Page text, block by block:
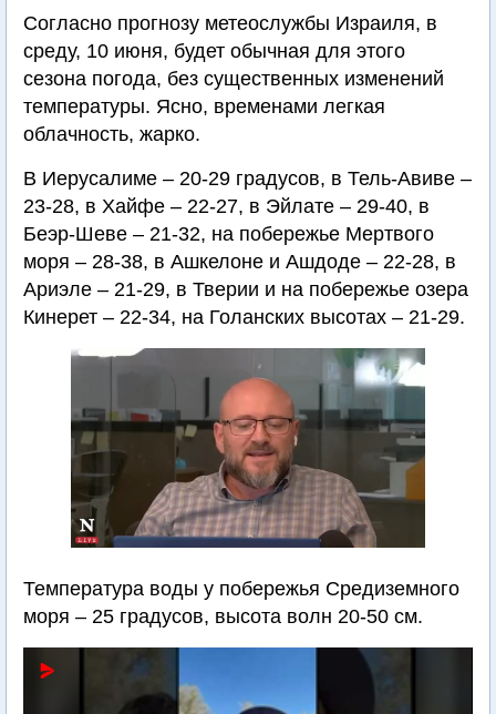
Согласно прогнозу метеослужбы Израиля, в
среду, 10 июня, будет обычная для этого
сезона погода, без существенных изменений
температуры. Ясно, временами легкая
облачность, жарко.
В Иерусалиме – 20-29 градусов, в Тель-Авиве –
23-28, в Хайфе – 22-27, в Эйлате – 29-40, в
Беэр-Шеве – 21-32, на побережье Мертвого
моря – 28-38, в Ашкелоне и Ашдоде – 22-28, в
Ариэле – 21-29, в Тверии и на побережье озера
Кинерет – 22-34, на Голанских высотах – 21-29.
Температура воды у побережья Средиземного
моря – 25 градусов, высота волн 20-50 см.